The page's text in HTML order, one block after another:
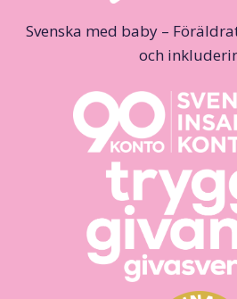
Svenska med baby –
och